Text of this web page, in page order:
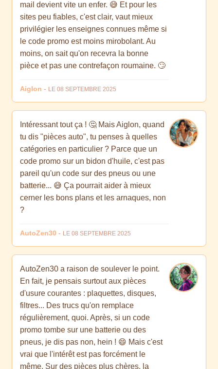
mail devient vite un enfer. 😅 Et pour les
sites peu fiables, c'est clair, vaut mieux
privilégier les enseignes connues même si
le code promo est moins mirobolant. Au
moins, on sait qu'on recevra la bonne
pièce et pas une contrefaçon roumaine. 🙄
Aiglon - LE 08 SEPTEMBRE 2025
Intéressant tout ça ! 🤔 Mais Aiglon, quand
tu dis "pièces auto", tu penses à quelles
catégories en particulier ? Parce que un
code promo sur un bidon d'huile, c'est pas
pareil qu'un code sur des pneus ou une
batterie... 😅 Ça pourrait aider à mieux
cerner les bons plans et les arnaques, non
?
AutoZen30 - LE 08 SEPTEMBRE 2025
AutoZen30 a raison de soulever le point.
En fait, je pensais surtout aux pièces
d'usure courantes : plaquettes, disques,
filtres... Des trucs qu'on remplace
régulièrement, quoi. Après, si un code
promo tombe sur une batterie ou des
pneus, je dis pas non, hein ! 😄 Mais c'est
vrai que l'intérêt est pas forcément le
même. Sur des pièces plus chères, la